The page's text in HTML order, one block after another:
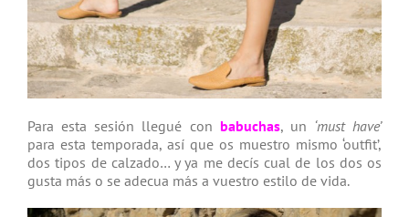
Para esta sesión llegué con babuchas, un ‘must have’
para esta temporada, así que os muestro mismo ‘outfit’,
dos tipos de calzado… y ya me decís cual de los dos os
gusta más o se adecua más a vuestro estilo de vida.